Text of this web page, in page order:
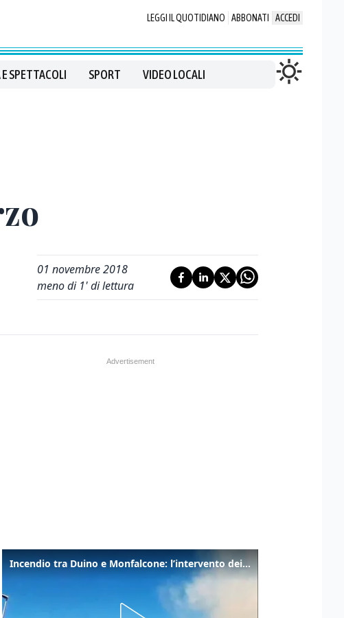
LEGGI IL QUOTIDIANO ABBONATI ACCEDI
SPETTACOLI SPORT VIDEO LOCALI
01 novembre 2018
meno di 1' di lettura
Incendio tra Duino e Monfalcone: l’intervento dei vigili del fuoco